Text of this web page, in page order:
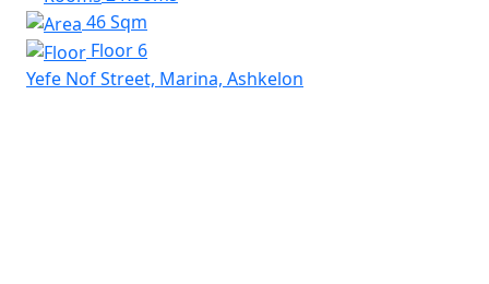
46 Sqm
Floor 6
Yefe Nof Street, Marina, Ashkelon